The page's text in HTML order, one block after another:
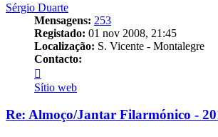
Sérgio Duarte
Mensagens: 253
Registado: 01 nov 2008, 21:45
Localização: S. Vicente - Montalegre
Contacto:
Sérgio
Duarte
Sítio web
Re: Almoço/Jantar Filarmónico -